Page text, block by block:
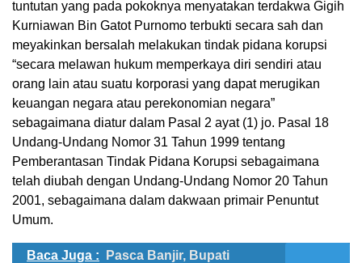
tuntutan yang pada pokoknya menyatakan terdakwa Gigih
Kurniawan Bin Gatot Purnomo terbukti secara sah dan
meyakinkan bersalah melakukan tindak pidana korupsi
“secara melawan hukum memperkaya diri sendiri atau
orang lain atau suatu korporasi yang dapat merugikan
keuangan negara atau perekonomian negara”
sebagaimana diatur dalam Pasal 2 ayat (1) jo. Pasal 18
Undang-Undang Nomor 31 Tahun 1999 tentang
Pemberantasan Tindak Pidana Korupsi sebagaimana
telah diubah dengan Undang-Undang Nomor 20 Tahun
2001, sebagaimana dalam dakwaan primair Penuntut
Umum.
Baca Juga :
Pasca Banjir, Bupati